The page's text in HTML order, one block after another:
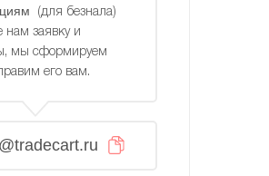
(для безнала)
нам заявку и
мы сформируем
его вам.